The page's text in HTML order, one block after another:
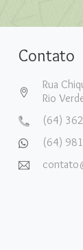
Contato
Rua
Rio
(64)
(64)